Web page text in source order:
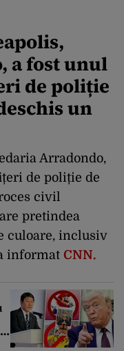
a fost unul
de poliție
un
Arradondo,
de poliție de
civil
pretindea
culoare, inclusiv
informat CNN.